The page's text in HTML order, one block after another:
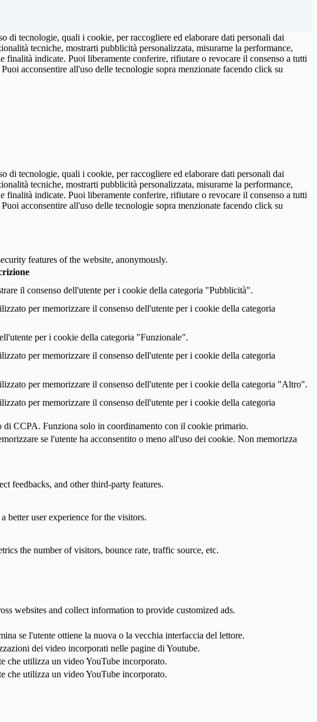
tecnologie, quali i cookie, per raccogliere ed elaborare dati personali dai
tecniche, mostrarti pubblicità personalizzata, misurarne la performance,
indicate. Puoi liberamente conferire, rifiutare o revocare il consenso a tutti
acconsentire all'uso delle tecnologie sopra menzionate facendo click su
tecnologie, quali i cookie, per raccogliere ed elaborare dati personali dai
tecniche, mostrarti pubblicità personalizzata, misurarne la performance,
indicate. Puoi liberamente conferire, rifiutare o revocare il consenso a tutti
acconsentire all'uso delle tecnologie sopra menzionate facendo click su
features of the website, anonymously.
il consenso dell'utente per i cookie della categoria "Pubblicità".
per memorizzare il consenso dell'utente per i cookie della categoria
per i cookie della categoria "Funzionale".
per memorizzare il consenso dell'utente per i cookie della categoria
per memorizzare il consenso dell'utente per i cookie della categoria "Altro".
per memorizzare il consenso dell'utente per i cookie della categoria
di CCPA. Funziona solo in coordinamento con il cookie primario.
se l'utente ha acconsentito o meno all'uso dei cookie. Non memorizza
feedbacks, and other third-party features.
better user experience for the visitors.
the number of visitors, bounce rate, traffic source, etc.
websites and collect information to provide customized ads.
se l'utente ottiene la nuova o la vecchia interfaccia del lettore.
dei video incorporati nelle pagine di Youtube.
che utilizza un video YouTube incorporato.
che utilizza un video YouTube incorporato.